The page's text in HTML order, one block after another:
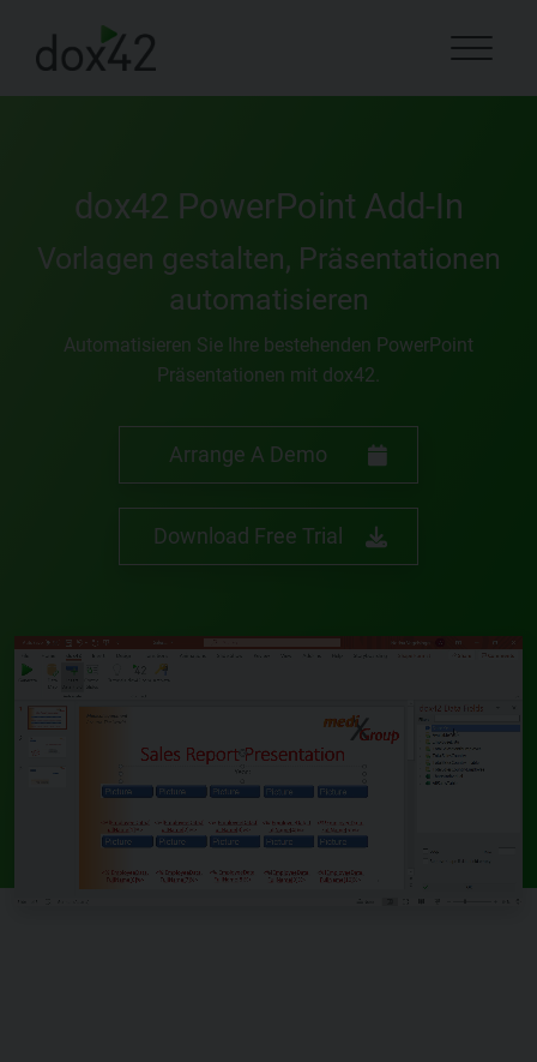
dox42 PowerPoint Add-In
Vorlagen gestalten, Präsentationen
automatisieren
Automatisieren Sie Ihre bestehenden PowerPoint
Präsentationen mit dox42.
Arrange A Demo
Download Free Trial